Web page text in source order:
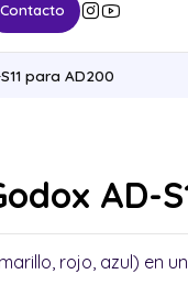
Contacto
para AD200
AD-
rojo, azul) en